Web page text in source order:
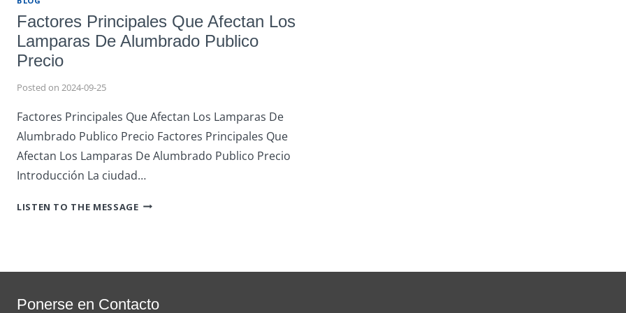
Factores Principales Que Afectan Los
Lamparas De Alumbrado Publico
Precio
Posted on 2024-09-25
Factores Principales Que Afectan Los Lamparas De
Alumbrado Publico Precio Factores Principales Que
Afectan Los Lamparas De Alumbrado Publico Precio
Introducción La ciudad…
LISTEN TO THE MESSAGEFACTORES
DE
Ponerse en Contacto